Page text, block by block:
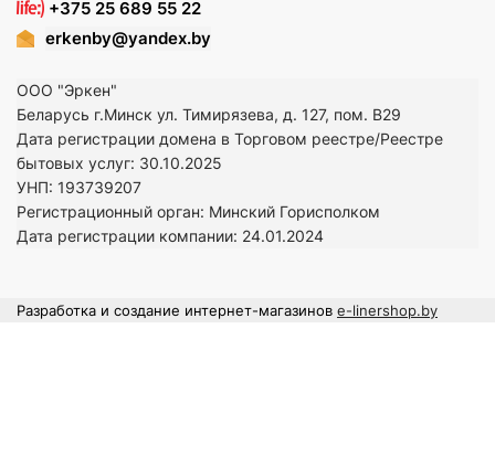
+375 25 689 55 22
erkenby@yandex.by
ООО "Эркен"
Беларусь г.Минск ул. Тимирязева, д. 127, пом. В29
Дата регистрации домена в Торговом реестре/Реестре
бытовых услуг: 30.10.2025
УНП: 193739207
Регистрационный орган: Минский Горисполком
Дата регистрации компании: 24.01.2024
Разработка и создание интернет-магазинов e-linershop.by